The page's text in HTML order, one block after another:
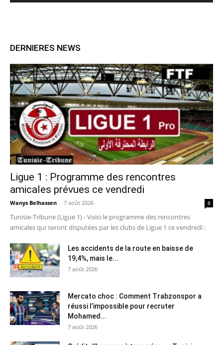
DERNIERES NEWS
Ligue 1 : Programme des rencontres
amicales prévues ce vendredi
Wanys Belhassen - 7 août 2026 0
Tunisie-Tribune (Ligue 1) - Voici le programme des rencontres
amicales qui seront disputées par les clubs de Ligue 1 ce vendredi :
Les accidents de la route en baisse de
19,4%, mais le...
7 août 2026
Mercato choc : Comment Trabzonspor a
réussi l’impossible pour recruter
Mohamed...
7 août 2026